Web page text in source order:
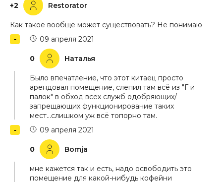
+2 Restorator
Как такое вообще может существовать? Не понимаю
0 Наталья
09 апреля 2021
Было впечатление, что этот китаец просто
арендовал помещение, слепил там всё из "Г и
палок" в обход всех служб одобряющих/
запрещающих функционирование таких
мест...слишком уж всё топорно там.
0 Bomja
09 апреля 2021
мне кажется так и есть, надо освободить это
помещение для какой-нибудь кофейни